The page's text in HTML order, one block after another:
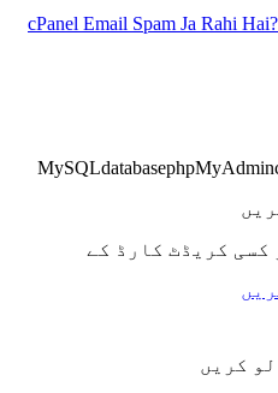
cPanel Email Spam Ja Rahi
MySQLdatabasephpMyAdmin
کسی کریڈٹ کارڈ کے
کریں